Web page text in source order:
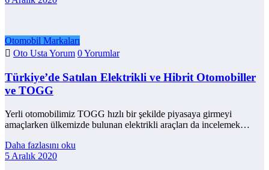
Otomobil Markaları
Oto Usta Yorum 0 Yorumlar
Türkiye’de Satılan Elektrikli ve Hibrit Otomobiller
ve TOGG
Yerli otomobilimiz TOGG hızlı bir şekilde piyasaya girmeyi
amaçlarken ülkemizde bulunan elektrikli araçları da incelemek…
Daha fazlasını oku
5 Aralık 2020